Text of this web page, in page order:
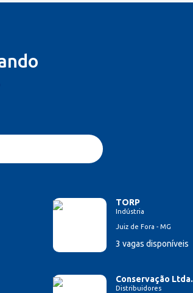
TORP
Indústria
Juiz de Fora - MG
3 vagas disponíveis
Conservação Ltda.
Distribuidores